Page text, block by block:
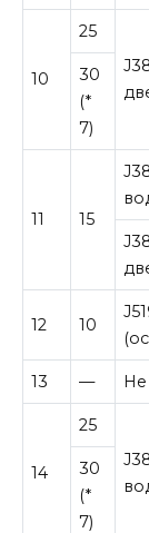
10
25
30
(*
7)
11 15
12 10
13 — Не
14
25
30
(*
7)